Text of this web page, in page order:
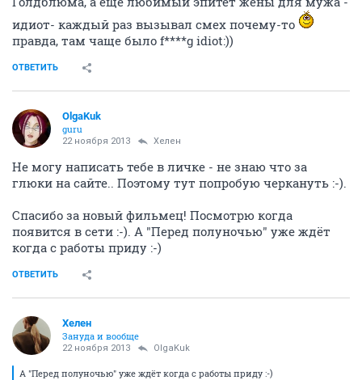
идиот- каждый раз вызывал смех почему-то
правда, там чаще было f****g idiot:))
ОТВЕТИТЬ
OlgaKuk
guru
22 ноября 2013 Хелен
Не могу написать тебе в личке - не знаю что за
глюки на сайте.. Поэтому тут попробую черкануть :-).
Спасибо за новый фильмец! Посмотрю когда
появится в сети :-). А "Перед полуночью" уже ждёт
когда с работы приду :-)
ОТВЕТИТЬ
Хелен
Зануда и вообще
22 ноября 2013 OlgaKuk
А "Перед полуночью" уже ждёт когда с работы приду :-)